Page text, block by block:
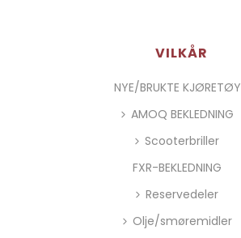
VILKÅR
NYE/BRUKTE KJØRETØY
AMOQ BEKLEDNING
Scooterbriller
FXR-BEKLEDNING
Reservedeler
Olje/smøremidler